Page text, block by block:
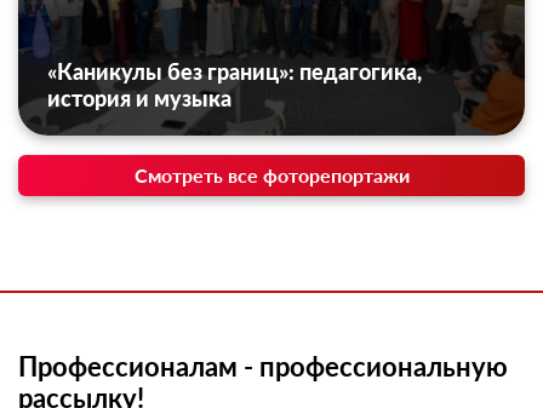
«Каникулы без границ»: педагогика,
история и музыка
Смотреть все фоторепортажи
Профессионалам - профессиональную
рассылку!